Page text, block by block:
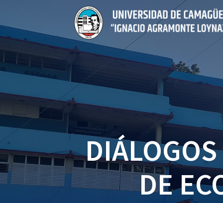
contenido
DE